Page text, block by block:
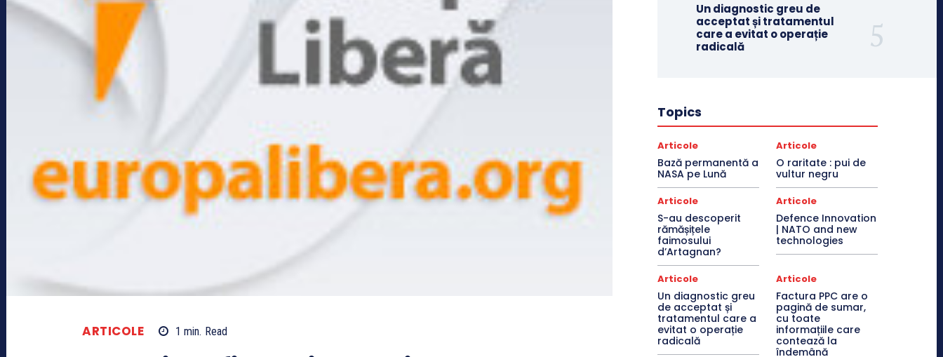
ARTICOLE 1 min. Read
Un diagnostic greu de
acceptat și tratamentul
care a evitat o operație
radicală
Topics
Articole
Bază permanentă a
NASA pe Lună
Articole
O raritate : pui de
vultur negru
Articole
S-au descoperit
rămășițele
faimosului
d’Artagnan?
Articole
Defence Innovation
| NATO and new
technologies
Articole
Un diagnostic greu
de acceptat și
tratamentul care a
evitat o operație
radicală
Articole
Factura PPC are o
pagină de sumar,
cu toate
informațiile care
contează la
îndemână